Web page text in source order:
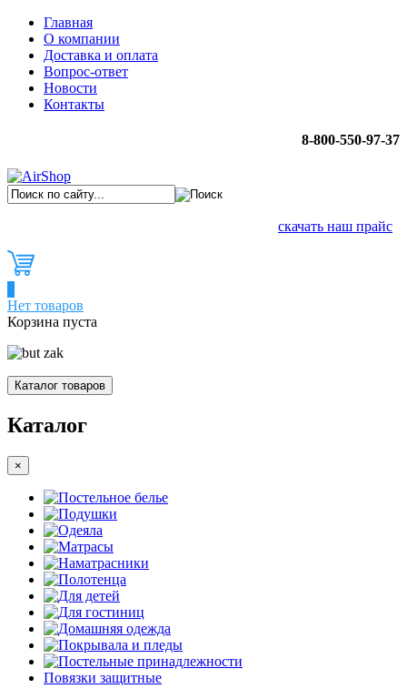
Главная
О компании
Доставка и оплата
Вопрос-ответ
Новости
Контакты
8-800-550-97-37
скачать наш прайс
Нет товаров
Корзина пуста
Каталог товаров
Каталог
×
Постельное белье
Подушки
Одеяла
Матрасы
Наматрасники
Полотенца
Для детей
Для гостиниц
Домашняя одежда
Покрывала и пледы
Постельные принадлежности
Повязки защитные